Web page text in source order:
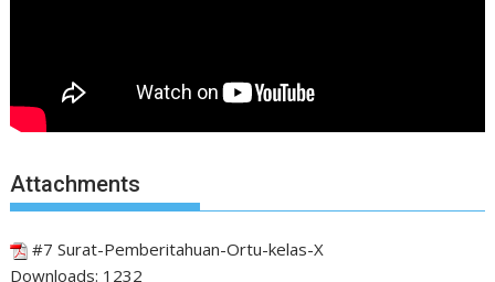
Attachments
#7 Surat-Pemberitahuan-Ortu-kelas-X
Downloads: 1232